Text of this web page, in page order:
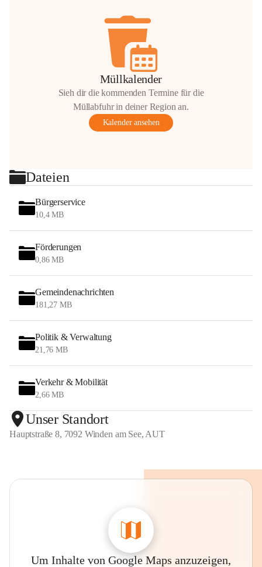
Müllkalender
Sieh dir die kommenden Termine für die
Müllabfuhr in deiner Region an.
Kalender ansehen
Dateien
Bürgerservice
10,4 MB
Förderungen
0,86 MB
Gemeindenachrichten
181,27 MB
Politik & Verwaltung
21,76 MB
Verkehr & Mobilität
2,66 MB
Unser Standort
Hauptstraße 8, 7092 Winden am See, AUT
Um Inhalte von Google Maps anzuzeigen,